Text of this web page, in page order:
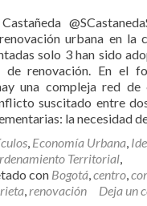
urbana en la
solo 3 han sido
de renovación. En el
una compleja red de
suscitado entre
la necesidad
, Economía Urbana,
Territorial,
con Bogotá,centro,
,renovación Deja un